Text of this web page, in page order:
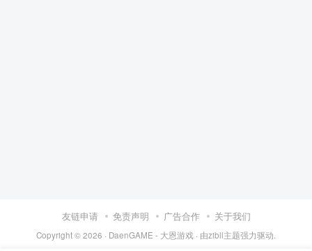
友链申请 免责声明 广告合作 关于我们
Copyright © 2026 · DaenGAME - 大恩游戏 · 由zibll主题强力驱动.